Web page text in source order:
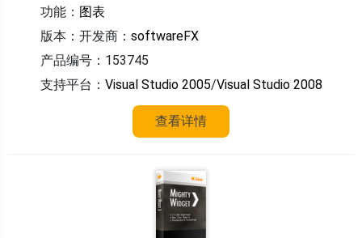
功能： 图表
版本： 开发商： softwareFX
产品编号：153745
支持平台： Visual Studio 2005/Visual Studio 2008
查看详情